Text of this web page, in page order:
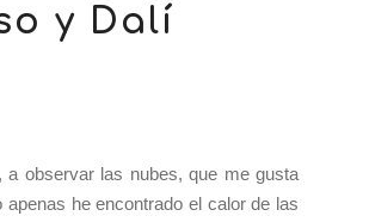
y Dalí
observar las nubes, que me gusta
he encontrado el calor de las